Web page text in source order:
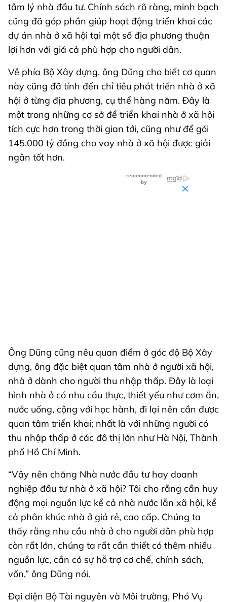
tâm lý nhà đầu tư. Chính sách rõ ràng, minh bạch
cũng đã góp phần giúp hoạt động triển khai các
dự án nhà ở xã hội tại một số địa phương thuận
lợi hơn với giá cả phù hợp cho người dân.
Về phía Bộ Xây dựng, ông Dũng cho biết cơ quan
này cũng đã tính đến chỉ tiêu phát triển nhà ở xã
hội ở từng địa phương, cụ thể hàng năm. Đây là
một trong những cơ sở để triển khai nhà ở xã hội
tích cực hơn trong thời gian tới, cũng như để gói
145.000 tỷ đồng cho vay nhà ở xã hội được giải
ngân tốt hơn.
Ông Dũng cũng nêu quan điểm ở góc độ Bộ Xây
dựng, ông đặc biệt quan tâm nhà ở người xã hội,
nhà ở dành cho người thu nhập thấp. Đây là loại
hình nhà ở có nhu cầu thực, thiết yếu như cơm ăn,
nước uống, cộng với học hành, đi lại nên cần được
quan tâm triển khai; nhất là với những người có
thu nhập thấp ở các đô thị lớn như Hà Nội, Thành
phố Hồ Chí Minh.
“Vậy nên chăng Nhà nước đầu tư hay doanh
nghiệp đầu tư nhà ở xã hội? Tôi cho rằng cần huy
động mọi nguồn lực kể cả nhà nước lẫn xã hội, kể
cả phân khúc nhà ở giá rẻ, cao cấp. Chúng ta
thấy rằng nhu cầu nhà ở cho người dân phù hợp
còn rất lớn, chúng ta rất cần thiết có thêm nhiều
nguồn lực, cần có sự hỗ trợ cơ chế, chính sách,
vốn,” ông Dũng nói.
Đại diện Bộ Tài nguyên và Môi trường, Phó Vụ